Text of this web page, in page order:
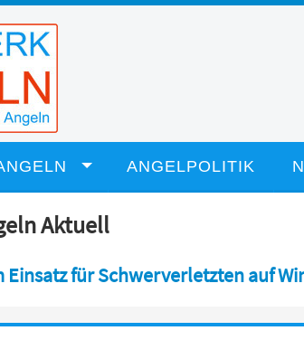
ANGELPOLITIK
Aktuell
Einsatz für Schwerverletzten auf